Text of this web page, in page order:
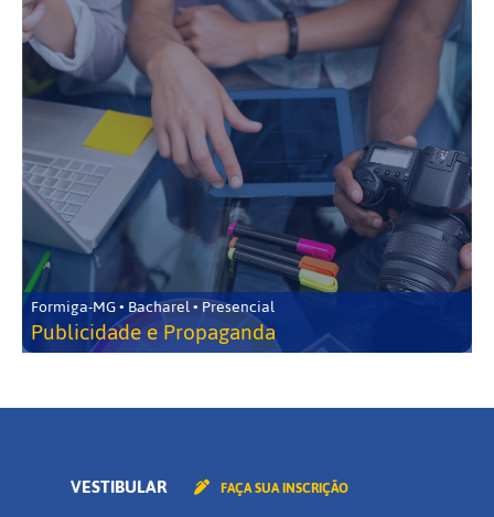
Formiga-MG • Bacharel • Presencial
Publicidade e Propaganda
VESTIBULAR FAÇA SUA INSCRIÇÃO